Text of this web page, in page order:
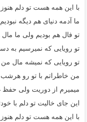
با این همه هست تو دلم
ما آدمه دنیای هم دیگه نبودیم
تو فال هم بودیم ولی ما مال
تو رویایی که نمیرسیم به
تو رویایی که نمیشه مال
من خاطراتم با تو رو هرشب
میمیرم از دوریت ولی حفظ
این جای خالیت تو دلم با
با این همه هست تو دلم